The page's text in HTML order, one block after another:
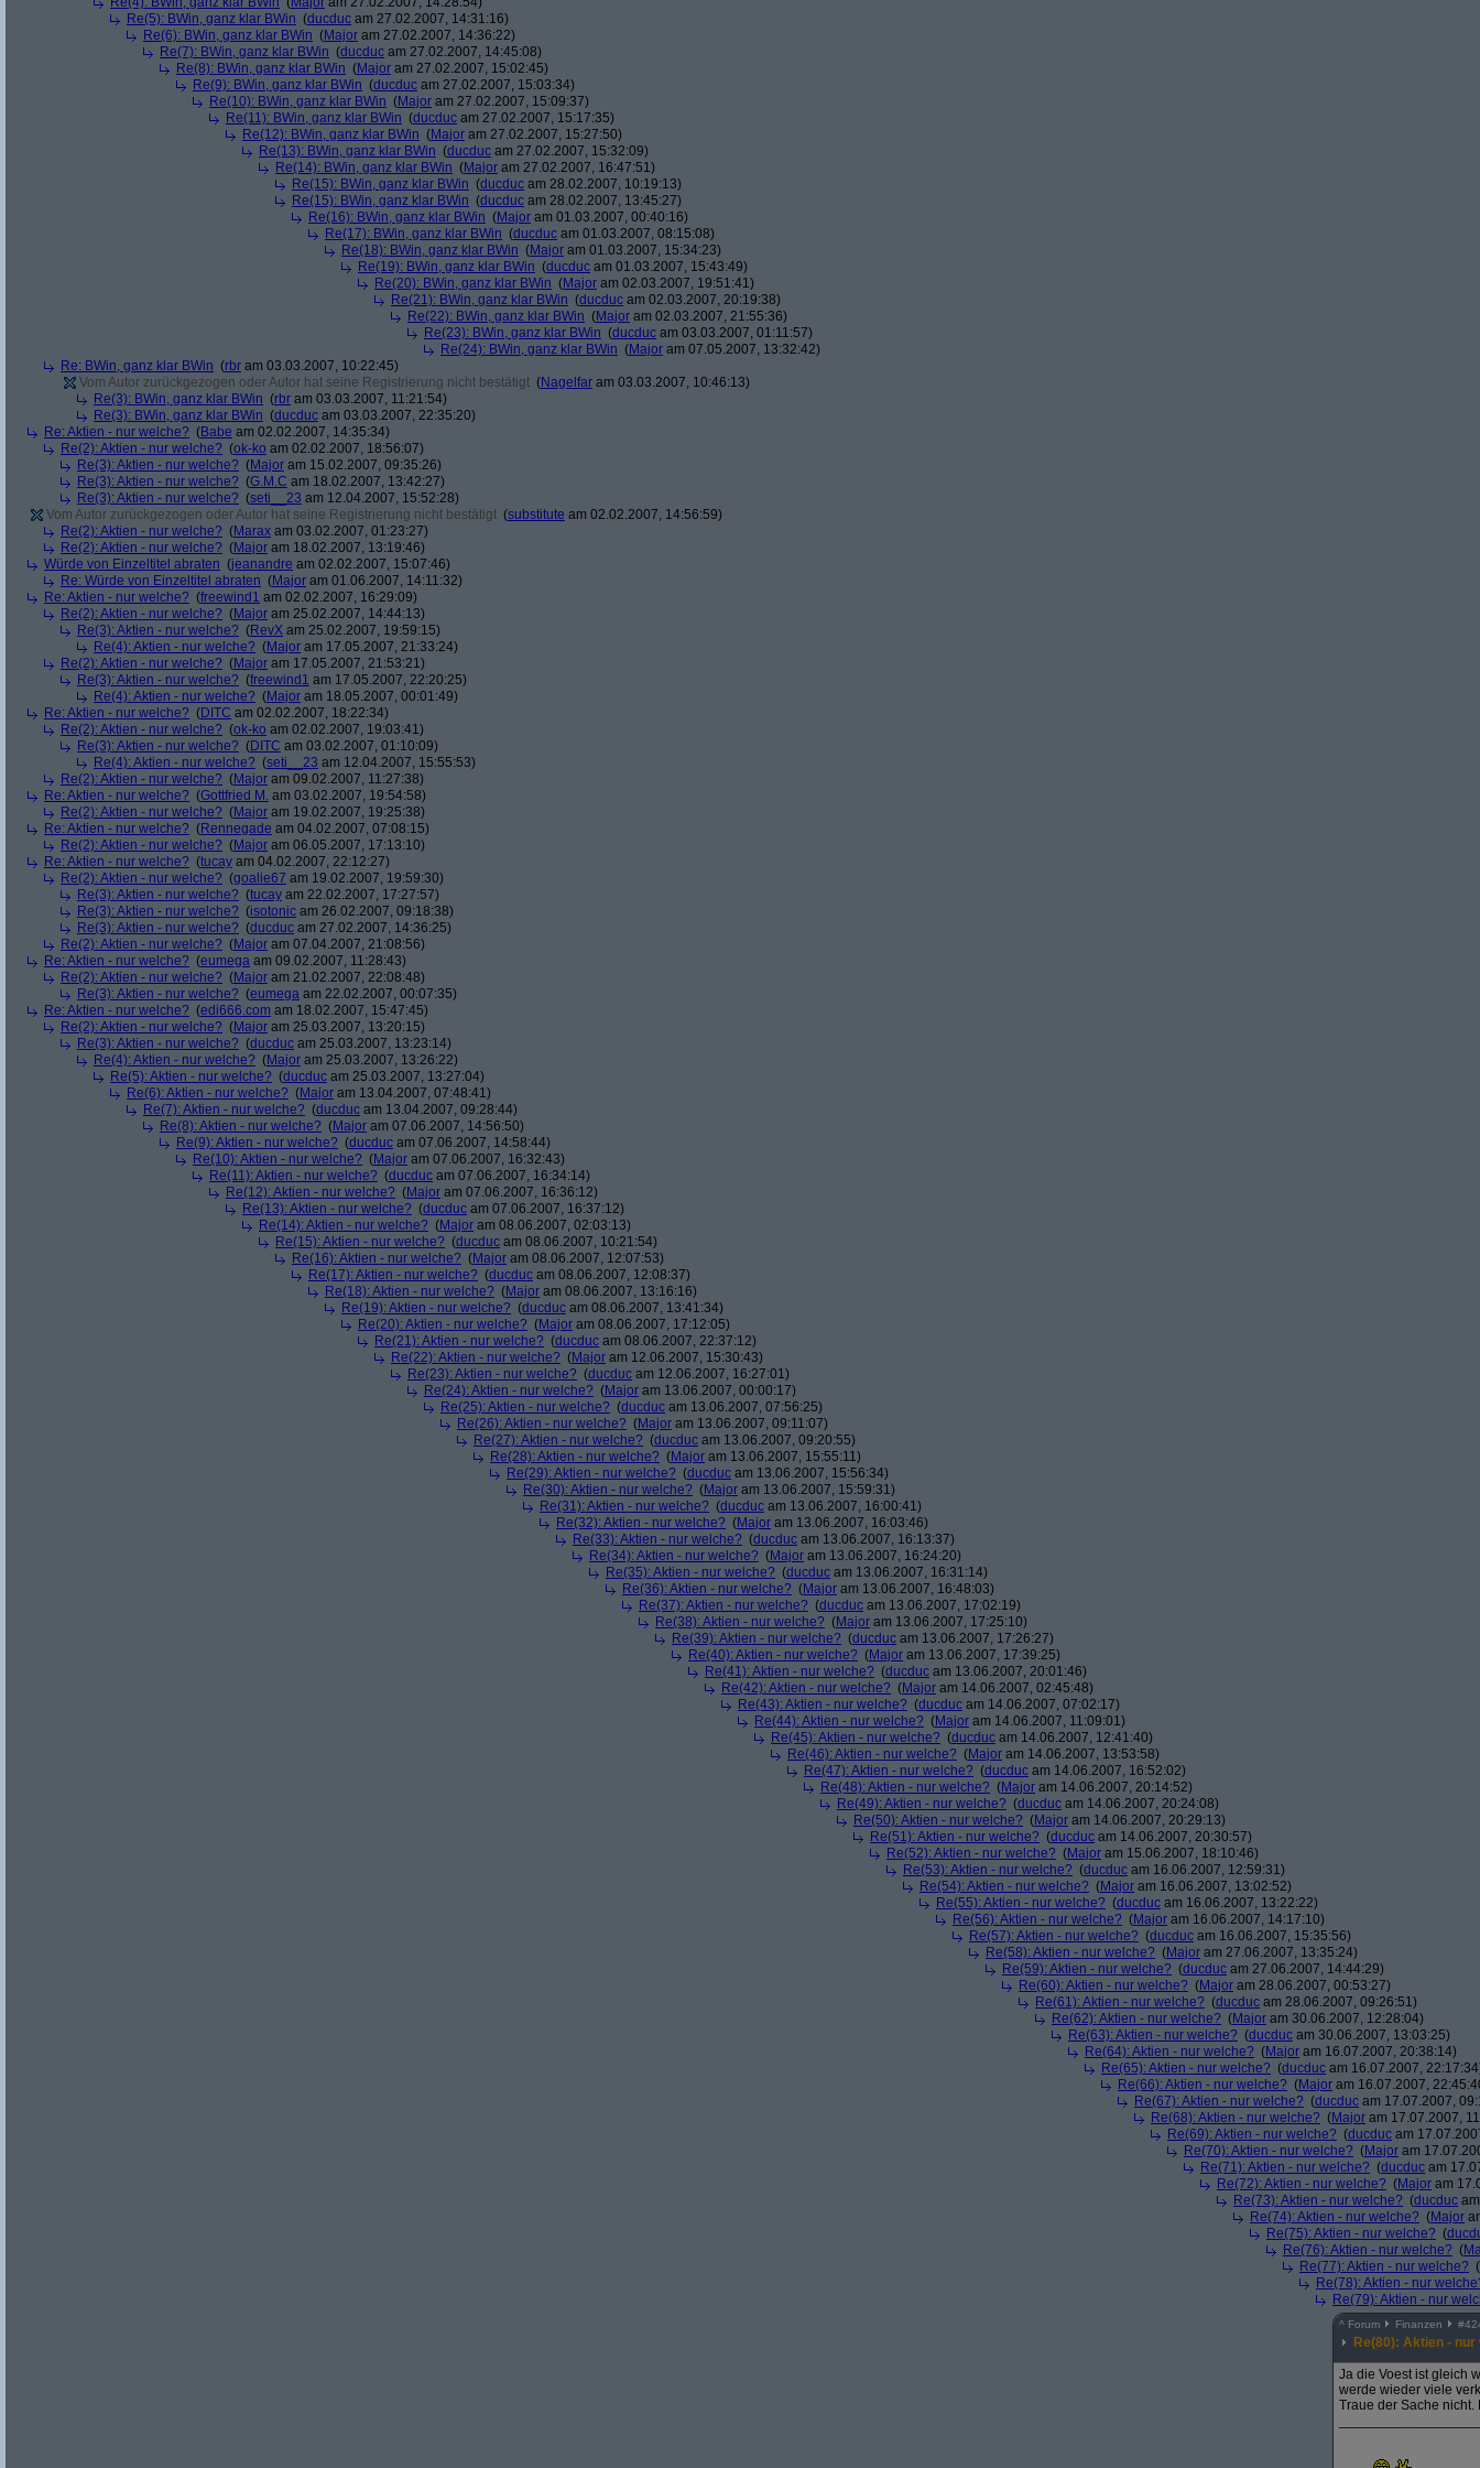
Re(5): BWin, ganz klar BWin (ducduc am 27.02.2007, 14:31:16)
Re(6): BWin, ganz klar BWin (Major am 27.02.2007, 14:36:22)
Re(7): BWin, ganz klar BWin (ducduc am 27.02.2007, 14:45:08)
Re(8): BWin, ganz klar BWin (Major am 27.02.2007, 15:02:45)
Re(9): BWin, ganz klar BWin (ducduc am 27.02.2007, 15:03:34)
Re(10): BWin, ganz klar BWin (Major am 27.02.2007, 15:09:37)
Re(11): BWin, ganz klar BWin (ducduc am 27.02.2007, 15:17:35)
Re(12): BWin, ganz klar BWin (Major am 27.02.2007, 15:27:50)
Re(13): BWin, ganz klar BWin (ducduc am 27.02.2007, 15:32:09)
Re(14): BWin, ganz klar BWin (Major am 27.02.2007, 16:47:51)
Re(15): BWin, ganz klar BWin (ducduc am 28.02.2007, 10:19:13)
Re(15): BWin, ganz klar BWin (ducduc am 28.02.2007, 13:45:27)
Re(16): BWin, ganz klar BWin (Major am 01.03.2007, 00:40:16)
Re(17): BWin, ganz klar BWin (ducduc am 01.03.2007, 08:15:08)
Re(18): BWin, ganz klar BWin (Major am 01.03.2007, 15:34:23)
Re(19): BWin, ganz klar BWin (ducduc am 01.03.2007, 15:43:49)
Re(20): BWin, ganz klar BWin (Major am 02.03.2007, 19:51:41)
Re(21): BWin, ganz klar BWin (ducduc am 02.03.2007, 20:19:38)
Re(22): BWin, ganz klar BWin (Major am 02.03.2007, 21:55:36)
Re(23): BWin, ganz klar BWin (ducduc am 03.03.2007, 01:11:57)
Re(24): BWin, ganz klar BWin (Major am 07.05.2007, 13:32:42)
Re: BWin, ganz klar BWin (rbr am 03.03.2007, 10:22:45)
Vom Autor zurückgezogen oder Autor hat seine Registrierung nicht bestätigt (Nagelfar am 03.03.2007, 10:46:13)
Re(3): BWin, ganz klar BWin (rbr am 03.03.2007, 11:21:54)
Re(3): BWin, ganz klar BWin (ducduc am 03.03.2007, 22:35:20)
Re: Aktien - nur welche? (Babe am 02.02.2007, 14:35:34)
Re(2): Aktien - nur welche? (ok-ko am 02.02.2007, 18:56:07)
Re(3): Aktien - nur welche? (Major am 15.02.2007, 09:35:26)
Re(3): Aktien - nur welche? (G.M.C am 18.02.2007, 13:42:27)
Re(3): Aktien - nur welche? (seti__23 am 12.04.2007, 15:52:28)
Vom Autor zurückgezogen oder Autor hat seine Registrierung nicht bestätigt (substitute am 02.02.2007, 14:56:59)
Re(2): Aktien - nur welche? (Marax am 03.02.2007, 01:23:27)
Re(2): Aktien - nur welche? (Major am 18.02.2007, 13:19:46)
Würde von Einzeltitel abraten (jeanandre am 02.02.2007, 15:07:46)
Re: Würde von Einzeltitel abraten (Major am 01.06.2007, 14:11:32)
Re: Aktien - nur welche? (freewind1 am 02.02.2007, 16:29:09)
Re(2): Aktien - nur welche? (Major am 25.02.2007, 14:44:13)
Re(3): Aktien - nur welche? (RevX am 25.02.2007, 19:59:15)
Re(4): Aktien - nur welche? (Major am 17.05.2007, 21:33:24)
Re(2): Aktien - nur welche? (Major am 17.05.2007, 21:53:21)
Re(3): Aktien - nur welche? (freewind1 am 17.05.2007, 22:20:25)
Re(4): Aktien - nur welche? (Major am 18.05.2007, 00:01:49)
Re: Aktien - nur welche? (DITC am 02.02.2007, 18:22:34)
Re(2): Aktien - nur welche? (ok-ko am 02.02.2007, 19:03:41)
Re(3): Aktien - nur welche? (DITC am 03.02.2007, 01:10:09)
Re(4): Aktien - nur welche? (seti__23 am 12.04.2007, 15:55:53)
Re(2): Aktien - nur welche? (Major am 09.02.2007, 11:27:38)
Re: Aktien - nur welche? (Gottfried M. am 03.02.2007, 19:54:58)
Re(2): Aktien - nur welche? (Major am 19.02.2007, 19:25:38)
Re: Aktien - nur welche? (Rennegade am 04.02.2007, 07:08:15)
Re(2): Aktien - nur welche? (Major am 06.05.2007, 17:13:10)
Re: Aktien - nur welche? (tucay am 04.02.2007, 22:12:27)
Re(2): Aktien - nur welche? (goalie67 am 19.02.2007, 19:59:30)
Re(3): Aktien - nur welche? (tucay am 22.02.2007, 17:27:57)
Re(3): Aktien - nur welche? (isotonic am 26.02.2007, 09:18:38)
Re(3): Aktien - nur welche? (ducduc am 27.02.2007, 14:36:25)
Re(2): Aktien - nur welche? (Major am 07.04.2007, 21:08:56)
Re: Aktien - nur welche? (eumega am 09.02.2007, 11:28:43)
Re(2): Aktien - nur welche? (Major am 21.02.2007, 22:08:48)
Re(3): Aktien - nur welche? (eumega am 22.02.2007, 00:07:35)
Re: Aktien - nur welche? (edi666.com am 18.02.2007, 15:47:45)
Re(2): Aktien - nur welche? (Major am 25.03.2007, 13:20:15)
Re(3): Aktien - nur welche? (ducduc am 25.03.2007, 13:23:14)
Re(4): Aktien - nur welche? (Major am 25.03.2007, 13:26:22)
Re(5): Aktien - nur welche? (ducduc am 25.03.2007, 13:27:04)
Re(6): Aktien - nur welche? (Major am 13.04.2007, 07:48:41)
Re(7): Aktien - nur welche? (ducduc am 13.04.2007, 09:28:44)
Re(8): Aktien - nur welche? (Major am 07.06.2007, 14:56:50)
Re(9): Aktien - nur welche? (ducduc am 07.06.2007, 14:58:44)
Re(10): Aktien - nur welche? (Major am 07.06.2007, 16:32:43)
Re(11): Aktien - nur welche? (ducduc am 07.06.2007, 16:34:14)
Re(12): Aktien - nur welche? (Major am 07.06.2007, 16:36:12)
Re(13): Aktien - nur welche? (ducduc am 07.06.2007, 16:37:12)
Re(14): Aktien - nur welche? (Major am 08.06.2007, 02:03:13)
Re(15): Aktien - nur welche? (ducduc am 08.06.2007, 10:21:54)
Re(16): Aktien - nur welche? (Major am 08.06.2007, 12:07:53)
Re(17): Aktien - nur welche? (ducduc am 08.06.2007, 12:08:37)
Re(18): Aktien - nur welche? (Major am 08.06.2007, 13:16:16)
Re(19): Aktien - nur welche? (ducduc am 08.06.2007, 13:41:34)
Re(20): Aktien - nur welche? (Major am 08.06.2007, 17:12:05)
Re(21): Aktien - nur welche? (ducduc am 08.06.2007, 22:37:12)
Re(22): Aktien - nur welche? (Major am 12.06.2007, 15:30:43)
Re(23): Aktien - nur welche? (ducduc am 12.06.2007, 16:27:01)
Re(24): Aktien - nur welche? (Major am 13.06.2007, 00:00:17)
Re(25): Aktien - nur welche? (ducduc am 13.06.2007, 07:56:25)
Re(26): Aktien - nur welche? (Major am 13.06.2007, 09:11:07)
Re(27): Aktien - nur welche? (ducduc am 13.06.2007, 09:20:55)
Re(28): Aktien - nur welche? (Major am 13.06.2007, 15:55:11)
Re(29): Aktien - nur welche? (ducduc am 13.06.2007, 15:56:34)
Re(30): Aktien - nur welche? (Major am 13.06.2007, 15:59:31)
Re(31): Aktien - nur welche? (ducduc am 13.06.2007, 16:00:41)
Re(32): Aktien - nur welche? (Major am 13.06.2007, 16:03:46)
Re(33): Aktien - nur welche? (ducduc am 13.06.2007, 16:13:37)
Re(34): Aktien - nur welche? (Major am 13.06.2007, 16:24:20)
Re(35): Aktien - nur welche? (ducduc am 13.06.2007, 16:31:14)
Re(36): Aktien - nur welche? (Major am 13.06.2007, 16:48:03)
Re(37): Aktien - nur welche? (ducduc am 13.06.2007, 17:02:19)
Re(38): Aktien - nur welche? (Major am 13.06.2007, 17:25:10)
Re(39): Aktien - nur welche? (ducduc am 13.06.2007, 17:26:27)
Re(40): Aktien - nur welche? (Major am 13.06.2007, 17:39:25)
Re(41): Aktien - nur welche? (ducduc am 13.06.2007, 20:01:46)
Re(42): Aktien - nur welche? (Major am 14.06.2007, 02:45:48)
Re(43): Aktien - nur welche? (ducduc am 14.06.2007, 07:02:17)
Re(44): Aktien - nur welche? (Major am 14.06.2007, 11:09:01)
Re(45): Aktien - nur welche? (ducduc am 14.06.2007, 12:41:40)
Re(46): Aktien - nur welche? (Major am 14.06.2007, 13:53:58)
Re(47): Aktien - nur welche? (ducduc am 14.06.2007, 16:52:02)
Re(48): Aktien - nur welche? (Major am 14.06.2007, 20:14:52)
Re(49): Aktien - nur welche? (ducduc am 14.06.2007, 20:24:08)
Re(50): Aktien - nur welche? (Major am 14.06.2007, 20:29:13)
Re(51): Aktien - nur welche? (ducduc am 14.06.2007, 20:30:57)
Re(52): Aktien - nur welche? (Major am 15.06.2007, 18:10:46)
Re(53): Aktien - nur welche? (ducduc am 16.06.2007, 12:59:31)
Re(54): Aktien - nur welche? (Major am 16.06.2007, 13:02:52)
Re(55): Aktien - nur welche? (ducduc am 16.06.2007, 13:22:22)
Re(56): Aktien - nur welche? (Major am 16.06.2007, 14:17:10)
Re(57): Aktien - nur welche? (ducduc am 16.06.2007, 15:35:56)
Re(58): Aktien - nur welche? (Major am 27.06.2007, 13:35:24)
Re(59): Aktien - nur welche? (ducduc am 27.06.2007, 14:44:29)
Re(60): Aktien - nur welche? (Major am 28.06.2007, 00:53:27)
Re(61): Aktien - nur welche? (ducduc am 28.06.2007, 09:26:51)
Re(62): Aktien - nur welche? (Major am 30.06.2007, 12:28:04)
Re(63): Aktien - nur welche? (ducduc am 30.06.2007, 13:03:25)
Re(64): Aktien - nur welche? (Major am 16.07.2007, 20:38:14)
Re(65): Aktien - nur welche? (ducduc am 16.07.2007,
Re(66): Aktien - nur welche? (Major am 16.07.2007,
Re(67): Aktien - nur welche? (ducduc am 17.07.2007,
Re(68): Aktien - nur welche? (Major am 17.07.2007,
Re(69): Aktien - nur welche? (ducduc am
Re(70): Aktien - nur welche? (Major am
Re(71): Aktien - nur welche? (ducduc am
Re(72): Aktien - nur welche? (Major am
Re(73): Aktien - nur welche? (ducduc
Re(74): Aktien - nur welche? (Major
Re(75): Aktien - nur welche? (
Re(76): Aktien - nur welche? (
Re(77): Aktien - nur welche? (
Re(78): Aktien - nur
Re(79): Aktien - nur
^ Forum Finanzen #
Re(80): Aktien - nur
Ja die Voest ist gleich
werde wieder viele
Traue der Sache nicht.